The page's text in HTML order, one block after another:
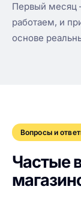
Первый месяц
работаем, и
основе
Вопросы и
Частые